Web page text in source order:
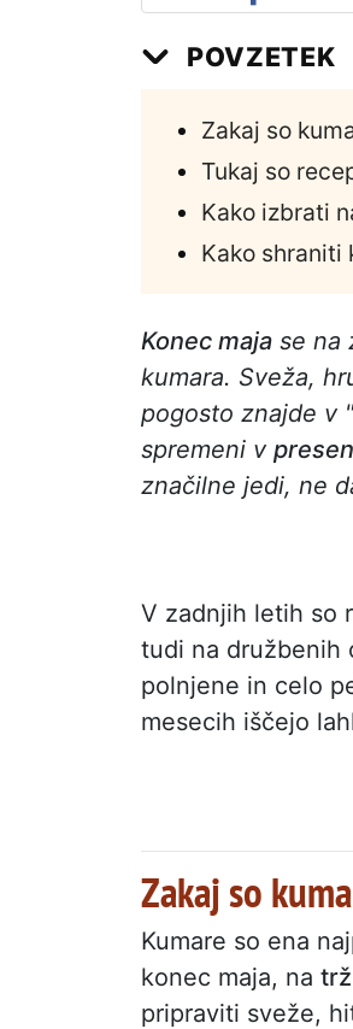
POVZETEK
Zakaj so
Tukaj so
Kako izbrati
Kako shraniti
Konec maja se na
kumara. Sveža,
pogosto znajde v
spremeni v
značilne jedi, ne
V zadnjih letih so
tudi na družbenih
polnjene in celo
mesecih iščejo
Zakaj so
Kumare so ena
konec maja, na
pripraviti sveže,